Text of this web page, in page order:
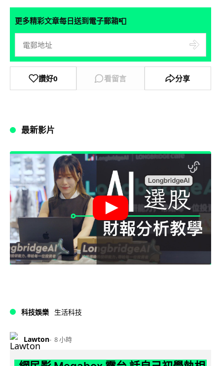
更多精彩文章每日送到電子郵箱📮
讚好0 看留言 分享
最新影片
科技娛樂 生活科技
Lawton 8 小時